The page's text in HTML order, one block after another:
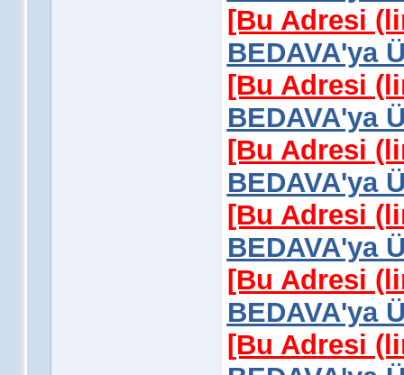
[Bu Adresi
BEDAVA'ya
[Bu Adresi
BEDAVA'ya
[Bu Adresi
BEDAVA'ya
[Bu Adresi
BEDAVA'ya
[Bu Adresi
BEDAVA'ya
[Bu Adresi